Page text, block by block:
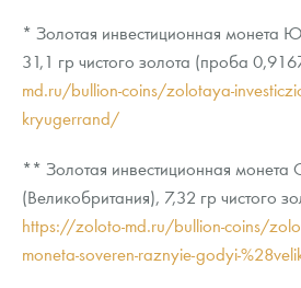
* Золотая инвестиционная монета
31,1 гр чистого золота (проба
md.ru/bullion-coins/zolotaya-
kryugerrand/
** Золотая инвестиционная монета
(Великобритания), 7,32 гр чистого
https://zoloto-md.ru/bullion-coins/
moneta-soveren-raznyie-godyi-